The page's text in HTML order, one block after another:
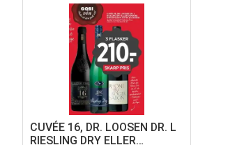
CUVÉE 16, DR. LOOSEN DR. L
RIESLING DRY ELLER